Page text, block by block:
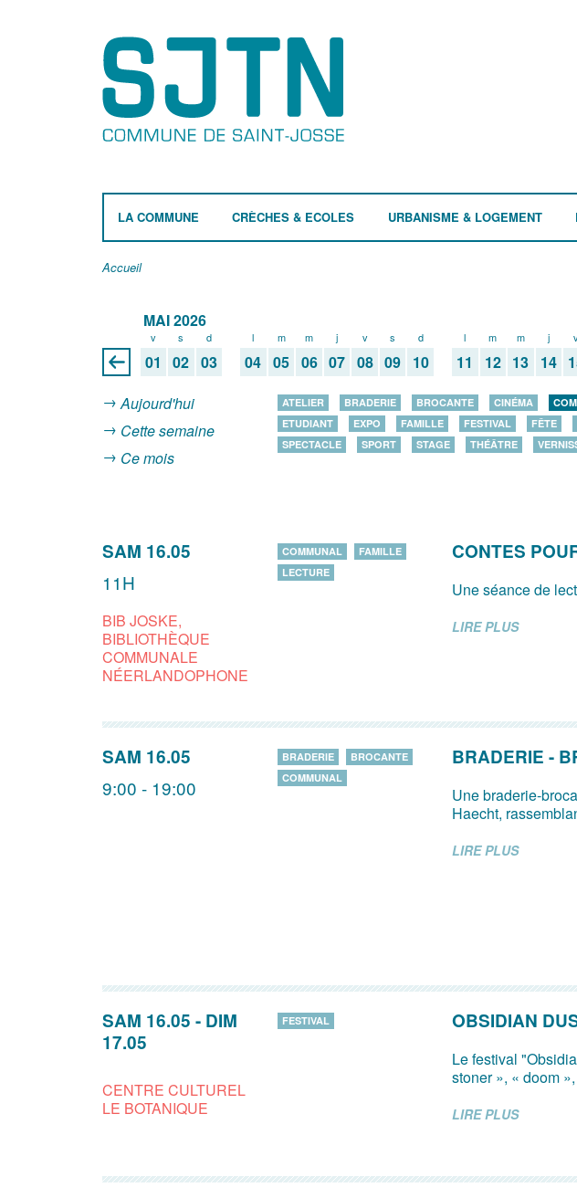
LA COMMUNE CRÈCHES & ECOLES URBANISME & LOGEMENT
Accueil
MAI 2026
v
01
s
02
d
03
l
04
m
05
m
06
j
07
v
08
s
09
d
10
l
11
m
12
m
13
j
14
Aujourd'hui
Cette semaine
Ce mois
ATELIER BRADERIE BROCANTE CINÉMA
ETUDIANT
EXPO FAMILLE FESTIVAL FÊTE
SPECTACLE
SPORT STAGE THÉÂTRE
SAM 16.05
11H
BIB JOSKE,
BIBLIOTHÈQUE
COMMUNALE
NÉERLANDOPHONE
COMMUNAL
FAMILLE
LECTURE
CONTES
Une séance de
LIRE PLUS
SAM 16.05
9:00 - 19:00
BRADERIE
BROCANTE
COMMUNAL
BRADERIE -
Une braderie-
Haecht,
LIRE PLUS
SAM 16.05 - DIM
17.05
CENTRE CULTUREL
LE BOTANIQUE
FESTIVAL OBSIDIAN
Le festival
stoner », « doom
LIRE PLUS